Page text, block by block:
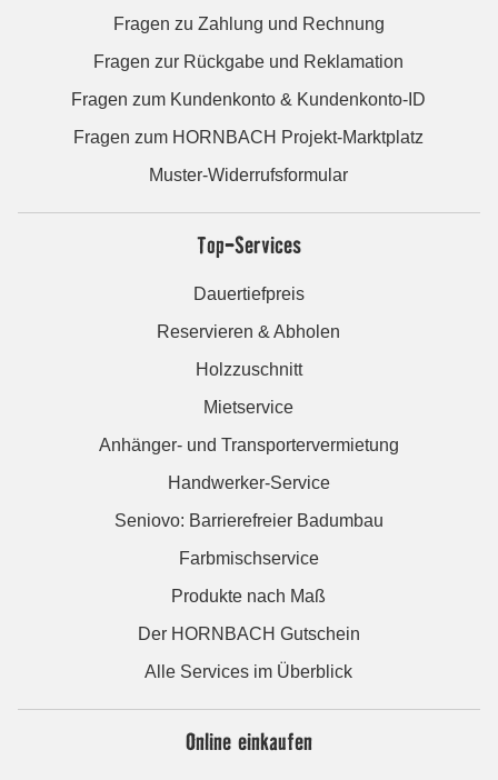
Fragen zu Zahlung und Rechnung
Fragen zur Rückgabe und Reklamation
Fragen zum Kundenkonto & Kundenkonto-ID
Fragen zum HORNBACH Projekt-Marktplatz
Muster-Widerrufsformular
Top-Services
Dauertiefpreis
Reservieren & Abholen
Holzzuschnitt
Mietservice
Anhänger- und Transportervermietung
Handwerker-Service
Seniovo: Barrierefreier Badumbau
Farbmischservice
Produkte nach Maß
Der HORNBACH Gutschein
Alle Services im Überblick
Online einkaufen